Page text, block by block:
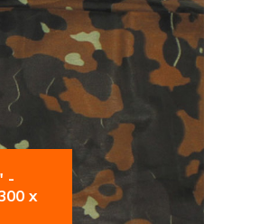
-
x